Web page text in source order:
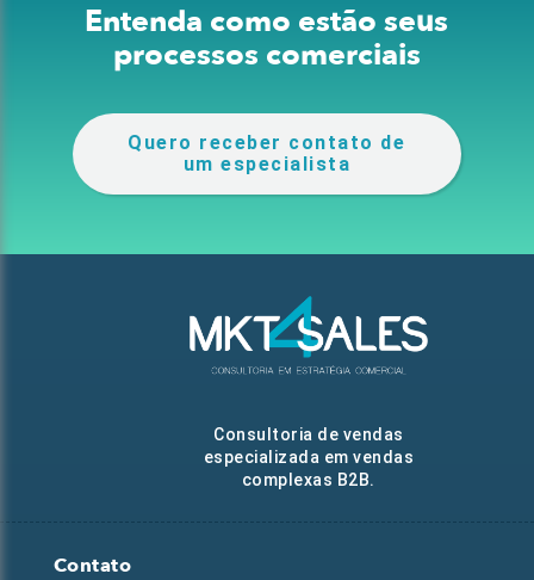
Entenda como estão seus
processos comerciais
Quero receber contato de
um especialista
Consultoria de vendas
especializada em vendas
complexas B2B.
Contato